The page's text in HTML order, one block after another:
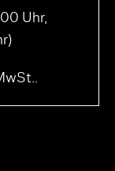
Uhr,